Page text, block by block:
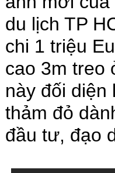
du lịch TP
chi 1 triệu
cao 3m treo
này đối diện
thảm đỏ
đầu tư, đạo